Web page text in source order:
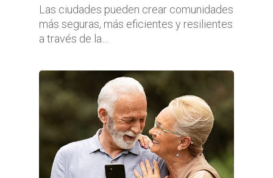
Las ciudades pueden crear comunidades
más seguras, más eficientes y resilientes
a través de la…